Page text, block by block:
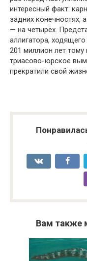
интересный факт:
задних конечностях,
— на четырёх.
аллигатора,
201 миллион лет
триасово-юрское
прекратили свой
Вам также